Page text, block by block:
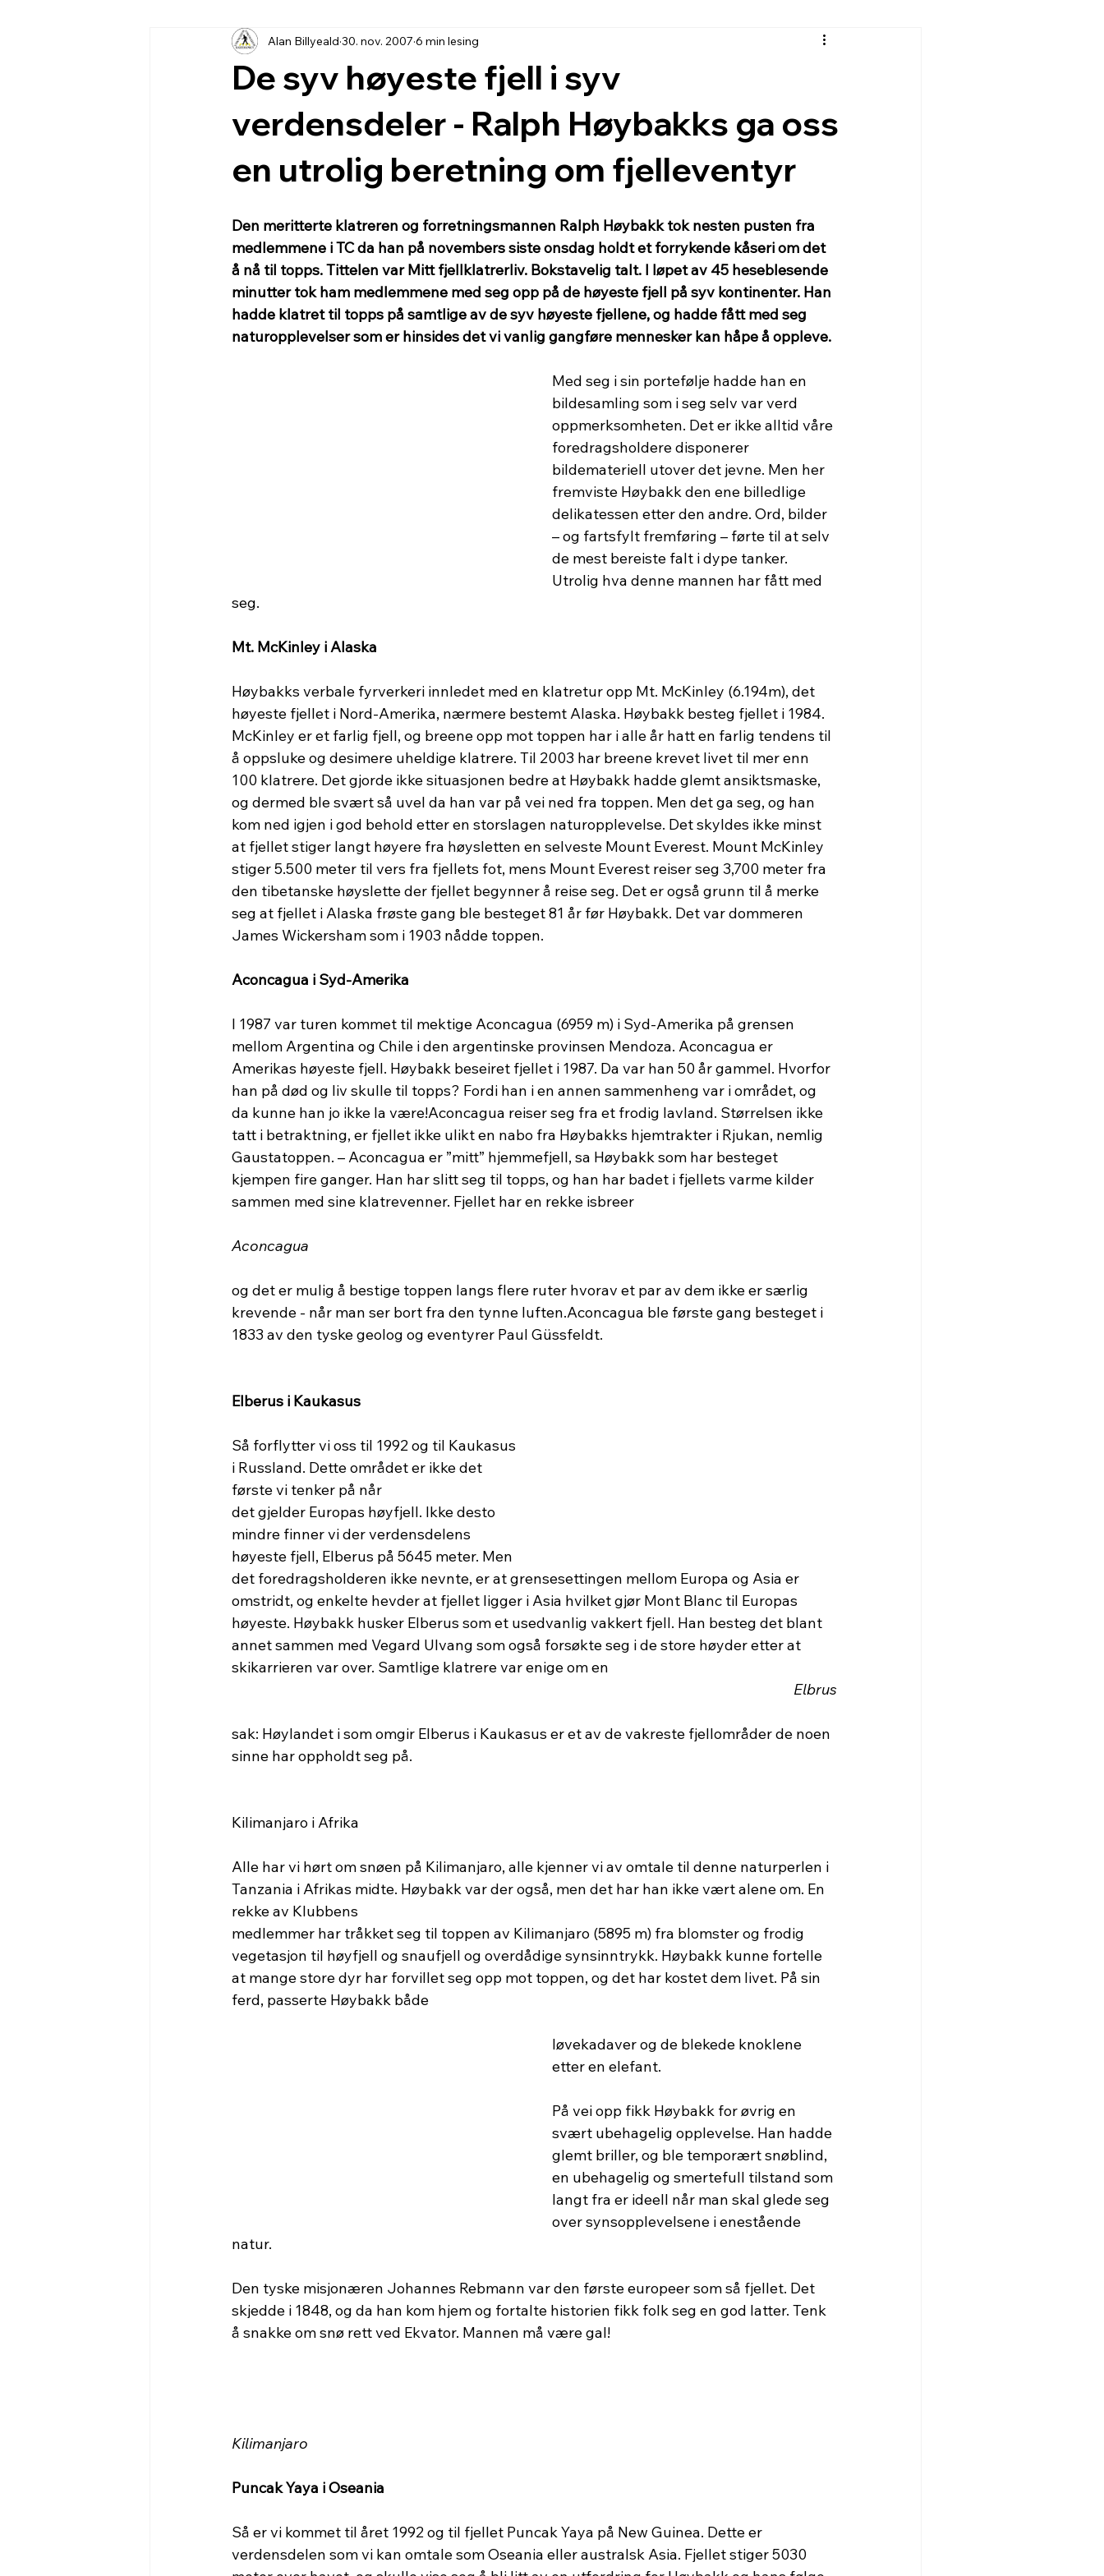
De syv høyeste fjell i syv
verdensdeler - Ralph Høybakks ga oss
en utrolig beretning om fjelleventyr
Alan Billyeald 30. nov. 2007 6 min lesing
Den meritterte klatreren og forretningsmannen Ralph Høybakk tok nesten pusten fra
medlemmene i TC da han på novembers siste onsdag holdt et forrykende kåseri om det
å nå til topps. Tittelen var Mitt fjellklatrerliv. Bokstavelig talt. I løpet av 45 heseblesende
minutter tok ham medlemmene med seg opp på de høyeste fjell på syv kontinenter. Han
hadde klatret til topps på samtlige av de syv høyeste fjellene, og hadde fått med seg
naturopplevelser som er hinsides det vi vanlig gangføre mennesker kan håpe å oppleve.
Med seg i sin portefølje hadde han en
bildesamling som i seg selv var verd
oppmerksomheten. Det er ikke alltid våre
foredragsholdere disponerer
bildemateriell utover det jevne. Men her
fremviste Høybakk den ene billedlige
delikatessen etter den andre. Ord, bilder
– og fartsfylt fremføring – førte til at selv
de mest bereiste falt i dype tanker.
Utrolig hva denne mannen har fått med
seg.
Mt. McKinley i Alaska
Høybakks verbale fyrverkeri innledet med en klatretur opp Mt. McKinley (6.194m), det
høyeste fjellet i Nord-Amerika, nærmere bestemt Alaska. Høybakk besteg fjellet i 1984.
McKinley er et farlig fjell, og breene opp mot toppen har i alle år hatt en farlig tendens til
å oppsluke og desimere uheldige klatrere. Til 2003 har breene krevet livet til mer enn
100 klatrere. Det gjorde ikke situasjonen bedre at Høybakk hadde glemt ansiktsmaske,
og dermed ble svært så uvel da han var på vei ned fra toppen. Men det ga seg, og han
kom ned igjen i god behold etter en storslagen naturopplevelse. Det skyldes ikke minst
at fjellet stiger langt høyere fra høysletten en selveste Mount Everest. Mount McKinley
stiger 5.500 meter til vers fra fjellets fot, mens Mount Everest reiser seg 3,700 meter fra
den tibetanske høyslette der fjellet begynner å reise seg. Det er også grunn til å merke
seg at fjellet i Alaska frøste gang ble besteget 81 år før Høybakk. Det var dommeren
James Wickersham som i 1903 nådde toppen.
Aconcagua i Syd-Amerika
I 1987 var turen kommet til mektige Aconcagua (6959 m) i Syd-Amerika på grensen
mellom Argentina og Chile i den argentinske provinsen Mendoza. Aconcagua er
Amerikas høyeste fjell. Høybakk beseiret fjellet i 1987. Da var han 50 år gammel. Hvorfor
han på død og liv skulle til topps? Fordi han i en annen sammenheng var i området, og
da kunne han jo ikke la være!Aconcagua reiser seg fra et frodig lavland. Størrelsen ikke
tatt i betraktning, er fjellet ikke ulikt en nabo fra Høybakks hjemtrakter i Rjukan, nemlig
Gaustatoppen. – Aconcagua er ”mitt” hjemmefjell, sa Høybakk som har besteget
kjempen fire ganger. Han har slitt seg til topps, og han har badet i fjellets varme kilder
sammen med sine klatrevenner. Fjellet har en rekke isbreer
Aconcagua
og det er mulig å bestige toppen langs flere ruter hvorav et par av dem ikke er særlig
krevende - når man ser bort fra den tynne luften.Aconcagua ble første gang besteget i
1833 av den tyske geolog og eventyrer Paul Güssfeldt.
Elberus i Kaukasus
Så forflytter vi oss til 1992 og til Kaukasus
i Russland. Dette området er ikke det
første vi tenker på når
det gjelder Europas høyfjell. Ikke desto
mindre finner vi der verdensdelens
høyeste fjell, Elberus på 5645 meter. Men
det foredragsholderen ikke nevnte, er at grensesettingen mellom Europa og Asia er
omstridt, og enkelte hevder at fjellet ligger i Asia hvilket gjør Mont Blanc til Europas
høyeste. Høybakk husker Elberus som et usedvanlig vakkert fjell. Han besteg det blant
annet sammen med Vegard Ulvang som også forsøkte seg i de store høyder etter at
skikarrieren var over. Samtlige klatrere var enige om en
                                                                                                                                                                           Elbrus
sak: Høylandet i som omgir Elberus i Kaukasus er et av de vakreste fjellområder de noen
sinne har oppholdt seg på.
Kilimanjaro i Afrika
Alle har vi hørt om snøen på Kilimanjaro, alle kjenner vi av omtale til denne naturperlen i
Tanzania i Afrikas midte. Høybakk var der også, men det har han ikke vært alene om. En
rekke av Klubbens
medlemmer har tråkket seg til toppen av Kilimanjaro (5895 m) fra blomster og frodig
vegetasjon til høyfjell og snaufjell og overdådige synsinntrykk. Høybakk kunne fortelle
at mange store dyr har forvillet seg opp mot toppen, og det har kostet dem livet. På sin
ferd, passerte Høybakk både
løvekadaver og de blekede knoklene
etter en elefant.
På vei opp fikk Høybakk for øvrig en
svært ubehagelig opplevelse. Han hadde
glemt briller, og ble temporært snøblind,
en ubehagelig og smertefull tilstand som
langt fra er ideell når man skal glede seg
over synsopplevelsene i enestående
natur.
Den tyske misjonæren Johannes Rebmann var den første europeer som så fjellet. Det
skjedde i 1848, og da han kom hjem og fortalte historien fikk folk seg en god latter. Tenk
å snakke om snø rett ved Ekvator. Mannen må være gal!
Kilimanjaro
Puncak Yaya i Oseania
Så er vi kommet til året 1992 og til fjellet Puncak Yaya på New Guinea. Dette er
verdensdelen som vi kan omtale som Oseania eller australsk Asia. Fjellet stiger 5030